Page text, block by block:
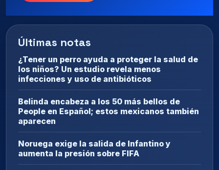
Últimas notas
¿Tener un perro ayuda a proteger la salud de
los niños? Un estudio revela menos
infecciones y uso de antibióticos
Belinda encabeza a los 50 más bellos de
People en Español; estos mexicanos también
aparecen
Noruega exige la salida de Infantino y
aumenta la presión sobre FIFA